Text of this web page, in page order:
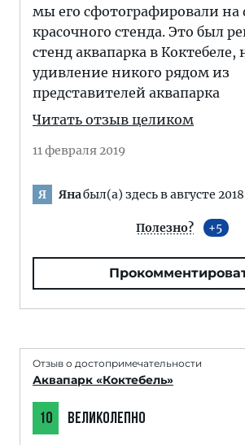
мы его сфотографировали на
красочного стенда. Это был
стенд аквапарка в Коктебеле,
удивление никого рядом из
представителей аквапарка
Читать отзыв целиком
11 февраля 2019
Я Янабыл(а) здесь в августе 2018
Полезно? 5
Отзыв о достопримечательности
Аквапарк «Коктебель»
10 ВЕЛИКОЛЕПНО